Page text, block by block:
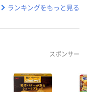
ランキングをもっと見る
スポンサー